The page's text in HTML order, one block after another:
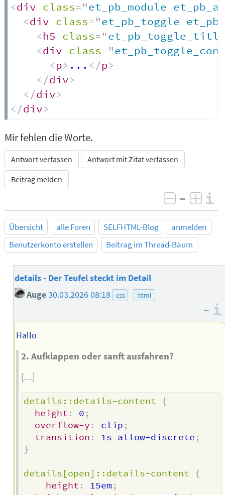
<div class="et_pb_module
<div class="et_pb_toggle
<h5 class="
<div class="
<p> ... </p>
</div>
</div>
</div>
Mir fehlen die Worte.
Antwort verfassen
Antwort mit Zitat verfassen
Beitrag melden
negativ
–
Übersicht alle Foren SELFHTML-Blog
anmelden
Benutzerkonto erstellen
Beitrag im Thread-Baum
details - Der Teufel steckt im Detail
Auge30.03.2026 08:18 css html
–
Hallo
2. Aufklappen oder sanft ausfahren?
[…]
details::details-content
{
height : 0 ;
overflow-y : clip ;
transition : 1s allow-discrete ;
}
details[open]::details-content
{
height : 15em ;